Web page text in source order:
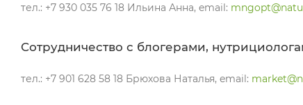
тел.: +7 930 035 76 18 Ильина Анна, email:
Cотрудничество с блогерами,
тел.: +7 901 628 58 18 Брюхова Наталья, email: